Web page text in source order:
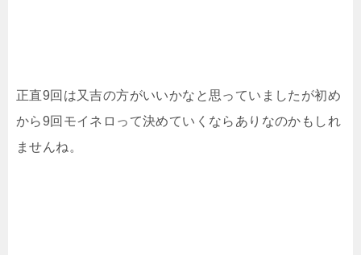
正直9回は又吉の方がいいかなと思っていましたが初め
から9回モイネロって決めていくならありなのかもしれ
ませんね。